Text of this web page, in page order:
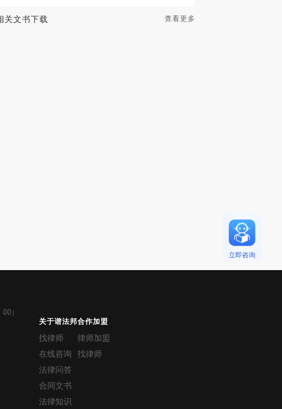
立即咨询
关文书下载 查看更多
）
关于谱法邦
找律师
在线咨询
法律问答
合同文书
法律知识
合作加盟
律师加盟
找律师